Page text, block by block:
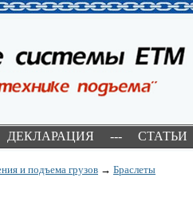
ДЕКЛАРАЦИЯ --- СТАТЬИ
и подъема грузов → Браслеты